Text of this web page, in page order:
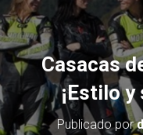
Casacas
¡Estilo
Publicado por